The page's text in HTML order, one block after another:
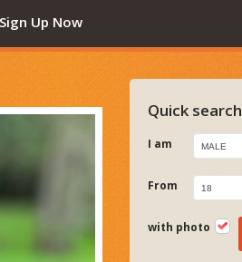
Sign Up Now
Quick search
I am MALE
From 18
with photo